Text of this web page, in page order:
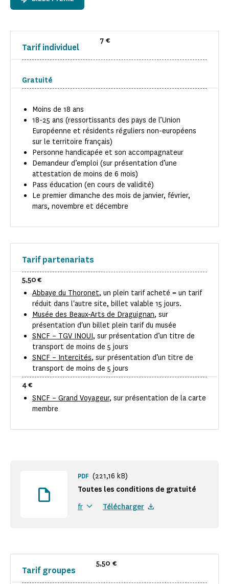
Tarif individuel
7 €
Gratuité
Moins de 18 ans
18-25 ans (ressortissants des pays de l’Union
Européenne et résidents réguliers non-européens
sur le territoire français)
Personne handicapée et son accompagnateur
Demandeur d’emploi (sur présentation d’une
attestation de moins de 6 mois)
Pass éducation (en cours de validité)
Le premier dimanche des mois de janvier, février,
mars, novembre et décembre
Tarif partenariats
Abbaye du Thoronet, un plein tarif acheté = un tarif
réduit dans l'autre site, billet valable 15 jours.
Musée des Beaux-Arts de Draguignan, sur
présentation d'un billet plein tarif du musée
SNCF – TGV INOUI, sur présentation d’un titre de
transport de moins de 5 jours
SNCF – Intercités, sur présentation d’un titre de
transport de moins de 5 jours
5,50 €
SNCF – Grand Voyageur, sur présentation de la carte
membre
4 €
Toutes les conditions de gratuité
PDF (221,16 kB)
fr Télécharger
Tarif groupes
5,50 €